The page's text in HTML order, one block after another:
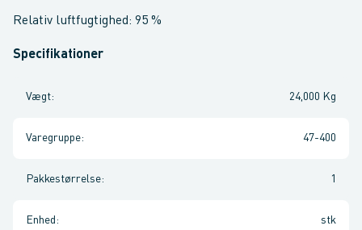
Relativ luftfugtighed: 95 %
Specifikationer
Vægt: 24,000 Kg
Varegruppe: 47-400
Pakkestørrelse: 1
Enhed : stk